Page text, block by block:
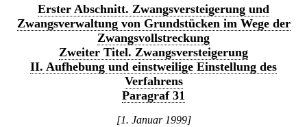
Erster Abschnitt. Zwangsversteigerung und
Zwangsverwaltung von Grundstücken im Wege der
Zwangsvollstreckung
Zweiter Titel. Zwangsversteigerung
II. Aufhebung und einstweilige Einstellung des
Verfahrens
Paragraf 31
[1. Januar 1999]